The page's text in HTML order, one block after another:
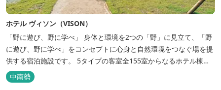
ホテル ヴィソン（VISON）
「野に遊び、野に学べ」 身体と環境を2つの「野」に見立て、「野
に遊び、野に学べ」をコンセプトに心身と自然環境をつなぐ場を提
供する宿泊施設です。 5タイプの客室全155室からなるホテル棟
と、プライベートな滞在が楽しめる一棟独立型のヴィラ6棟がござ
います。
中南勢